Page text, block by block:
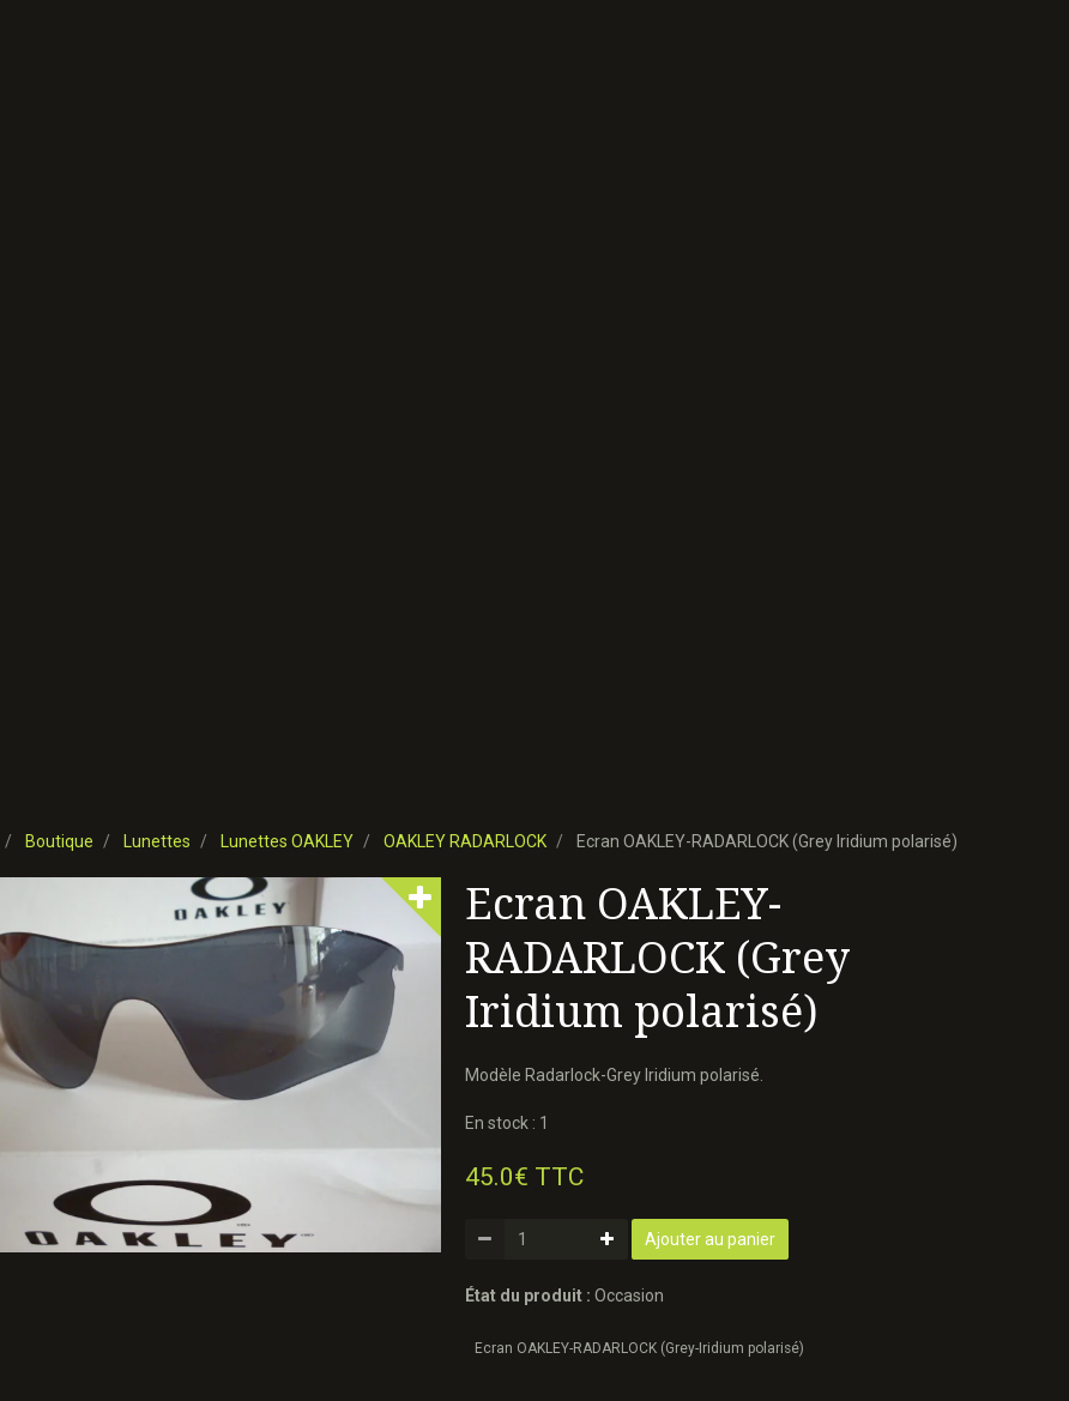
Boutique Lunettes Lunettes OAKLEY OAKLEY RADARLOCK Ecran OAKLEY-RADARLOCK (Grey Iridium polarisé)
Ecran OAKLEY-
RADARLOCK (Grey
Iridium polarisé)
Modèle Radarlock-Grey Iridium polarisé.
En stock : 1
45.0€ TTC
Ajouter au panier
État du produit : Occasion
Ecran OAKLEY-RADARLOCK (Grey-Iridium polarisé)